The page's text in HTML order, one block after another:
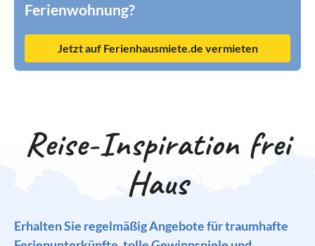
Ferienwohnung?
Jetzt auf Ferienhausmiete.de vermieten
Reise-Inspiration frei
Haus
Erhalten Sie regelmäßig Angebote für traumhafte